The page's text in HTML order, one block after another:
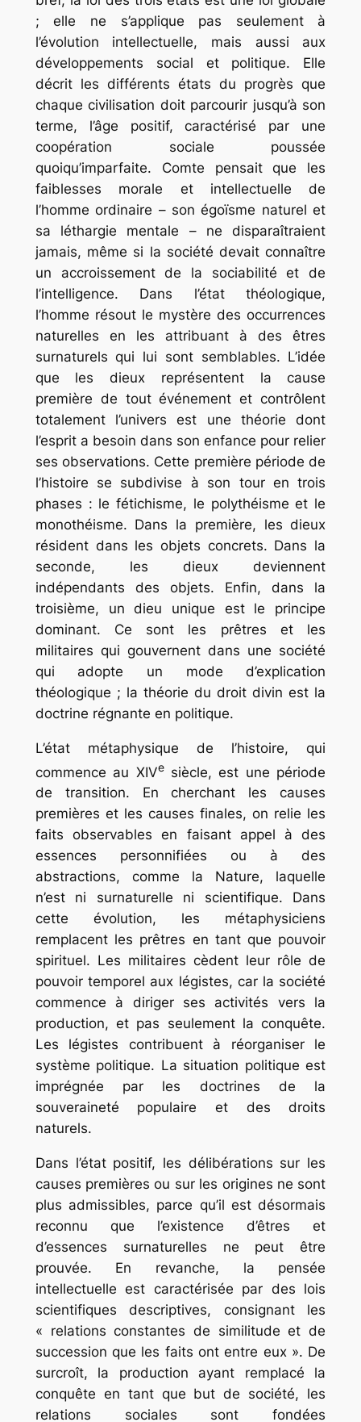
; elle ne s’applique pas seulement à
l’évolution intellectuelle, mais aussi aux
développements social et politique. Elle
décrit les différents états du progrès que
chaque civilisation doit parcourir jusqu’à son
terme, l’âge positif, caractérisé par une
coopération sociale poussée
quoiqu’imparfaite. Comte pensait que les
faiblesses morale et intellectuelle de
l’homme ordinaire – son égoïsme naturel et
sa léthargie mentale – ne disparaîtraient
jamais, même si la société devait connaître
un accroissement de la sociabilité et de
l’intelligence. Dans l’état théologique,
l’homme résout le mystère des occurrences
naturelles en les attribuant à des êtres
surnaturels qui lui sont semblables. L’idée
que les dieux représentent la cause
première de tout événement et contrôlent
totalement l’univers est une théorie dont
l’esprit a besoin dans son enfance pour relier
ses observations. Cette première période de
l’histoire se subdivise à son tour en trois
phases : le fétichisme, le polythéisme et le
monothéisme. Dans la première, les dieux
résident dans les objets concrets. Dans la
seconde, les dieux deviennent
indépendants des objets. Enfin, dans la
troisième, un dieu unique est le principe
dominant. Ce sont les prêtres et les
militaires qui gouvernent dans une société
qui adopte un mode d’explication
théologique ; la théorie du droit divin est la
doctrine régnante en politique.
L’état métaphysique de l’histoire, qui
commence au XIVesiècle, est une période
de transition. En cherchant les causes
premières et les causes finales, on relie les
faits observables en faisant appel à des
essences personnifiées ou à des
abstractions, comme la Nature, laquelle
n’est ni surnaturelle ni scientifique. Dans
cette évolution, les métaphysiciens
remplacent les prêtres en tant que pouvoir
spirituel. Les militaires cèdent leur rôle de
pouvoir temporel aux légistes, car la société
commence à diriger ses activités vers la
production, et pas seulement la conquête.
Les légistes contribuent à réorganiser le
système politique. La situation politique est
imprégnée par les doctrines de la
souveraineté populaire et des droits
naturels.
Dans l’état positif, les délibérations sur les
causes premières ou sur les origines ne sont
plus admissibles, parce qu’il est désormais
reconnu que l’existence d’êtres et
d’essences surnaturelles ne peut être
prouvée. En revanche, la pensée
intellectuelle est caractérisée par des lois
scientifiques descriptives, consignant les
« relations constantes de similitude et de
succession que les faits ont entre eux ». De
surcroît, la production ayant remplacé la
conquête en tant que but de société, les
relations sociales sont fondées